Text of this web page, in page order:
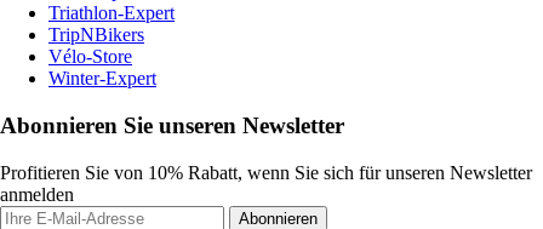
Triathlon-Expert
TripNBikers
Vélo-Store
Winter-Expert
Abonnieren Sie unseren Newsletter
Profitieren Sie von 10% Rabatt, wenn Sie sich für unseren Newsletter
anmelden
Abonnieren